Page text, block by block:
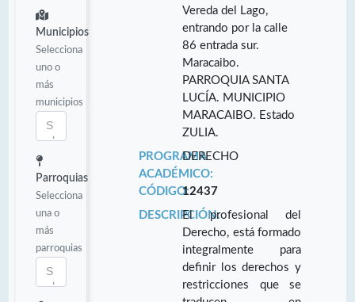
Municipios
Selecciona
uno o
más
municipios
Parroquias
Selecciona
una o
más
parroquias
Vereda del Lago,
entrando por la calle
86 entrada sur.
Maracaibo.
PARROQUIA SANTA
LUCÍA. MUNICIPIO
MARACAIBO. Estado
ZULIA.
PROGRAMA
ACADÉMICO:
DERECHO
CÓDIGO:12437
DESCRIPCIÓN:El profesional del
Derecho, está formado
integralmente para
definir los derechos y
restricciones que se